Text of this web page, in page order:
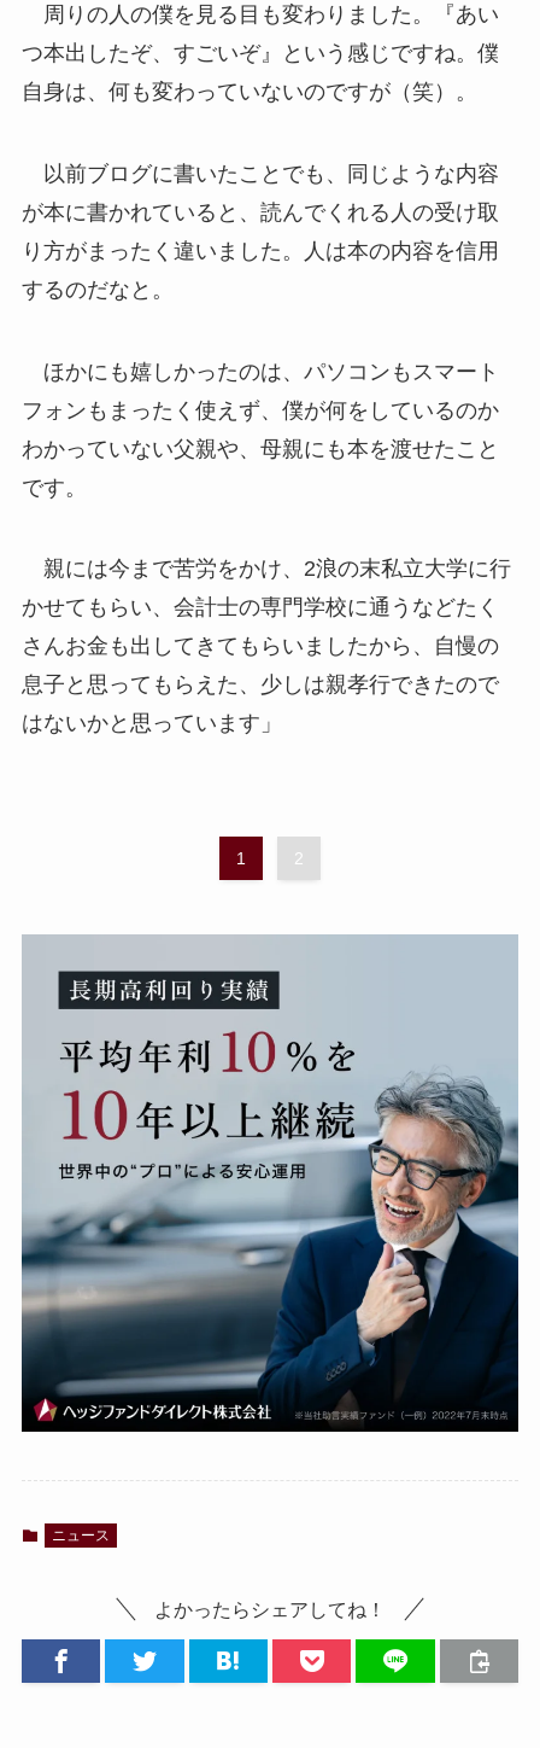
周りの人の僕を見る目も変わりました。『あい
つ本出したぞ、すごいぞ』という感じですね。僕
自身は、何も変わっていないのですが（笑）。
以前ブログに書いたことでも、同じような内容
が本に書かれていると、読んでくれる人の受け取
り方がまったく違いました。人は本の内容を信用
するのだなと。
ほかにも嬉しかったのは、パソコンもスマート
フォンもまったく使えず、僕が何をしているのか
わかっていない父親や、母親にも本を渡せたこと
です。
親には今まで苦労をかけ、2浪の末私立大学に行
かせてもらい、会計士の専門学校に通うなどたく
さんお金も出してきてもらいましたから、自慢の
息子と思ってもらえた、少しは親孝行できたので
はないかと思っています」
1 2
ニュース
よかったらシェアしてね！